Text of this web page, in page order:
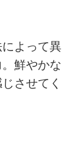
よって異
鮮やかな
させてく